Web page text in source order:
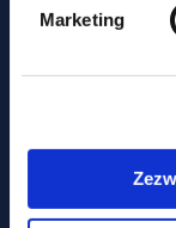
Marketing